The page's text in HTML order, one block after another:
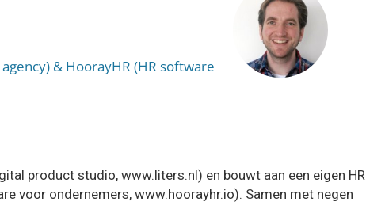
& HoorayHR (HR software
product studio, www.liters.nl) en bouwt aan een eigen HR
voor ondernemers, www.hoorayhr.io). Samen met negen